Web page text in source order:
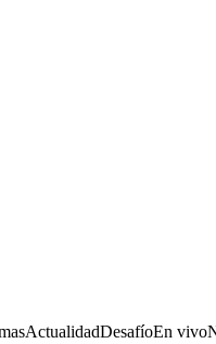
ActualidadDesafíoEn vivo